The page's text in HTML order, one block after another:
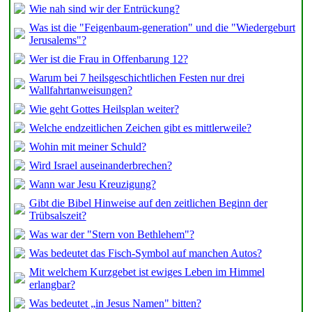
Wie nah sind wir der Entrückung?
Was ist die "Feigenbaum-generation" und die "Wiedergeburt
Jerusalems"?
Wer ist die Frau in Offenbarung 12?
Warum bei 7 heilsgeschichtlichen Festen nur drei
Wallfahrtanweisungen?
Wie geht Gottes Heilsplan weiter?
Welche endzeitlichen Zeichen gibt es mittlerweile?
Wohin mit meiner Schuld?
Wird Israel auseinanderbrechen?
Wann war Jesu Kreuzigung?
Gibt die Bibel Hinweise auf den zeitlichen Beginn der
Trübsalszeit?
Was war der "Stern von Bethlehem"?
Was bedeutet das Fisch-Symbol auf manchen Autos?
Mit welchem Kurzgebet ist ewiges Leben im Himmel
erlangbar?
Was bedeutet „in Jesus Namen" bitten?